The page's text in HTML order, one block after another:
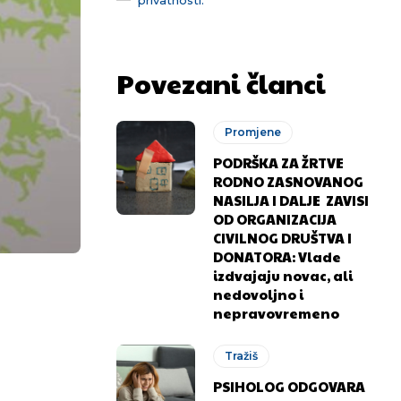
Povezani članci
Promjene
PODRŠKA ZA ŽRTVE
RODNO ZASNOVANOG
NASILJA I DALJE ZAVISI
OD ORGANIZACIJA
CIVILNOG DRUŠTVA I
DONATORA: Vlade
izdvajaju novac, ali
nedovoljno i
nepravovremeno
Tražiš
PSIHOLOG ODGOVARA